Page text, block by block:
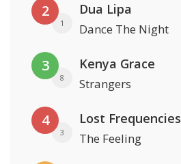
2
1
Dua Lipa
Dance The Night
3
8
Kenya Grace
Strangers
4
3
Lost Frequencies
The Feeling